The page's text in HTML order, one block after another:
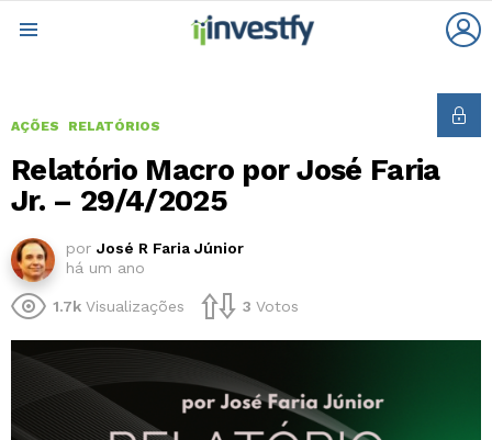
AÇÕES RELATÓRIOS
Relatório Macro por José Faria
Jr. – 29/4/2025
por José R Faria Júnior
há um ano
1.7k Visualizações 3 Votos